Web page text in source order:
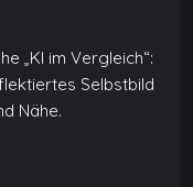
„KI im Vergleich“:
Selbstbild
Nähe.